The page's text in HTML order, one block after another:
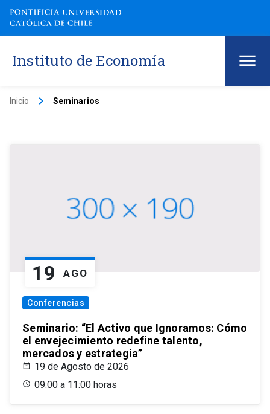
Instituto de Economía
Inicio keyboard_arrow_right Seminarios
19 AGO
Conferencias
Seminario: “El Activo que Ignoramos: Cómo
el envejecimiento redefine talento,
mercados y estrategia”
19 de Agosto de 2026
09:00 a 11:00 horas